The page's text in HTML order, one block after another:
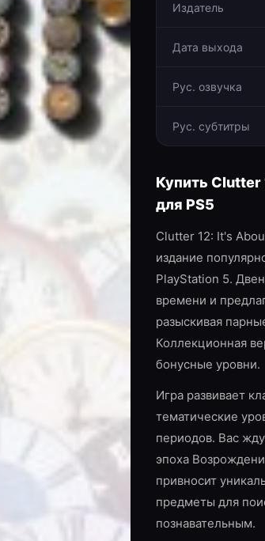
Издатель
Дата выхода
Рус. озвучка
Рус. субтитры
Купить Clutter
для PS5
Clutter 12: It's
издание
PlayStation 5.
времени и
разыскивая
Коллекционная
бонусные уровни.
Игра развивает
тематические
периодов. Вас
эпоха
привносит
предметы для
познавательным.